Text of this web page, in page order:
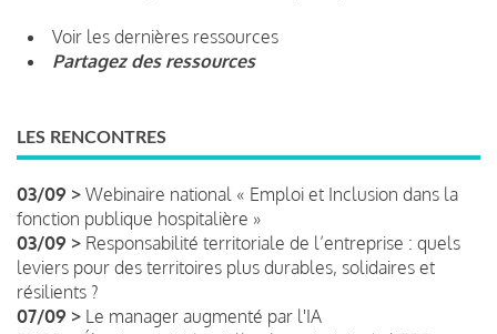
Voir les dernières ressources
Partagez des ressources
LES RENCONTRES
03/09 > Webinaire national « Emploi et Inclusion dans la
fonction publique hospitalière »
03/09 > Responsabilité territoriale de l’entreprise : quels
leviers pour des territoires plus durables, solidaires et
résilients ?
07/09 > Le manager augmenté par l'IA